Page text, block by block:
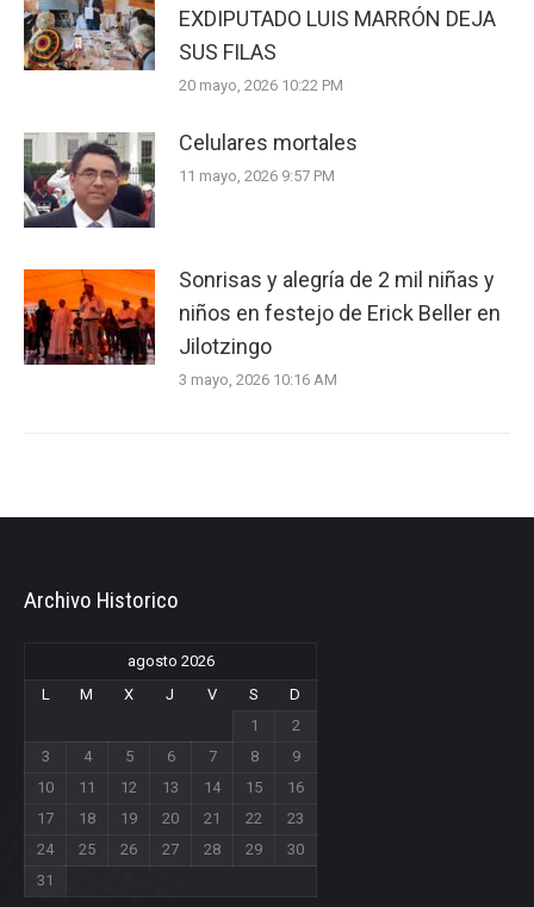
EXDIPUTADO LUIS MARRÓN DEJA
SUS FILAS
20 mayo, 2026 10:22 PM
Celulares mortales
11 mayo, 2026 9:57 PM
Sonrisas y alegría de 2 mil niñas y
niños en festejo de Erick Beller en
Jilotzingo
3 mayo, 2026 10:16 AM
Archivo Historico
agosto 2026
L
M X J V S
D
1
2
3
4 5 6 7 8
9
10
11 12 13 14 15
16
17
18 19 20 21 22
23
24
25 26 27 28 29
30
31